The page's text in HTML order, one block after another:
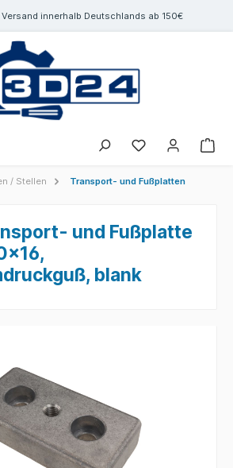
innerhalb Deutschlands ab 150€
/ Stellen Transport- und Fußplatten
und Fußplatte
blank